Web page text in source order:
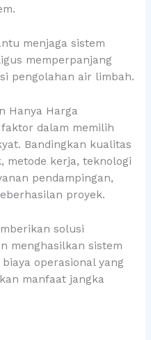
menjaga sistem
memperpanjang
pengolahan air limbah.
Hanya Harga
dalam memilih
Bandingkan kualitas
metode kerja, teknologi
pendampingan,
proyek.
solusi
menghasilkan sistem
operasional yang
manfaat jangka